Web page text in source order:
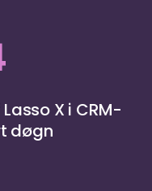
X i CRM-
døgn